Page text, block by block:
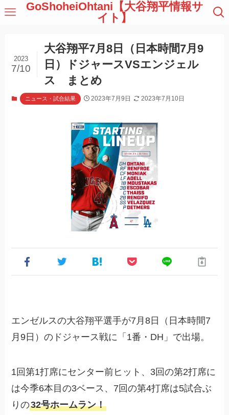
GoShoheiOhtani【大谷翔平情報サ
イト】
大谷翔平7月8日（日本時間7月9
日）ドジャースVSエンジェル
ス まとめ
2023
7/10
ニュース・試合結果 2023年7月9日 2023年7月10日
エンゼルスの大谷翔平選手が7月8日（日本時間7
月9日）のドジャース戦に「1番・DH」で出場。
1回第1打席にセンター前ヒット、3回の第2打席に
は今季6本目の3ベース、7回の第4打席は5試合ぶ
りの32号ホームラン！